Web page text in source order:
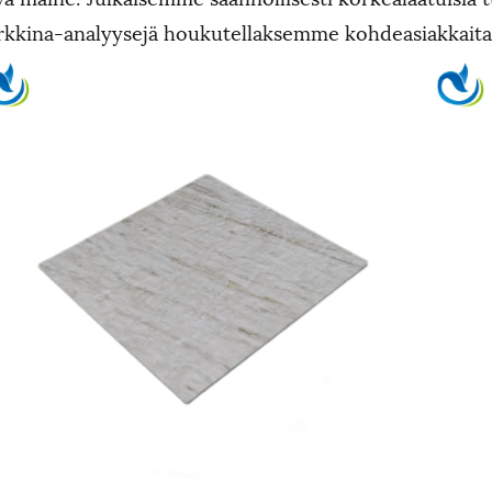
analyysejä houkutellaksemme